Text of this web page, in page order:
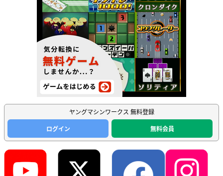
ヤングマシンワークス 無料登録
ログイン
無料会員